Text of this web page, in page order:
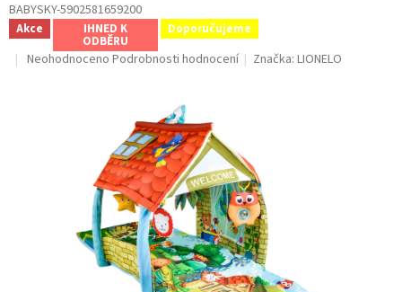
BABYSKY-5902581659200
Akce IHNED K
ODBĚRU
Doporučujeme
Průměrné
Neohodnoceno Podrobnosti hodnocení Značka:LIONELO